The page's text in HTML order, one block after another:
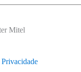
Mitel